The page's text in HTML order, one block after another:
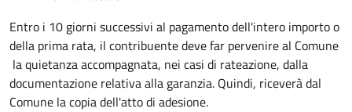
Entro i 10 giorni successivi al pagamento dell'intero importo o
della prima rata, il contribuente deve far pervenire al Comune
la quietanza accompagnata, nei casi di rateazione, dalla
documentazione relativa alla garanzia. Quindi, riceverà dal
Comune la copia dell'atto di adesione.